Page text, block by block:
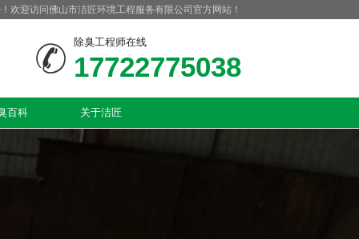
欢迎访问佛山市洁匠环境工程服务有限公司官方网站！
除臭工程师在线
17722775038
百科 关于洁匠